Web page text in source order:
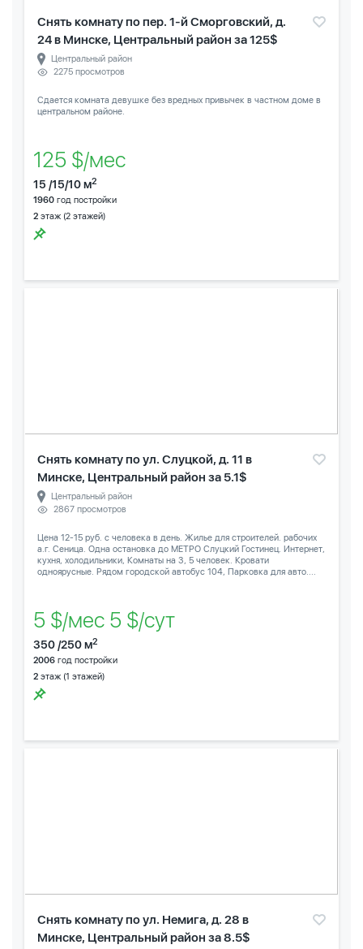
Снять комнату по пер. 1-й Сморговский, д.
24 в Минске, Центральный район за 125$
Центральный район
2275 просмотров
Сдается комната девушке без вредных привычек в частном доме в
центральном районе.
125 $/мес
15 /15/10 м2
1960 год постройки
2 этаж (2 этажей)
Снять комнату по ул. Слуцкой, д. 11 в
Минске, Центральный район за 5.1$
Центральный район
2867 просмотров
Цена 12-15 руб. с человека в день. Жилье для строителей. рабочих
а.г. Сеница. Одна остановка до МЕТРО Слуцкий Гостинец. Интернет,
кухня, холодильники, Комнаты на 3, 5 человек. Кровати
одноярусные. Рядом городской автобус 104, Парковка для авто....
5 $/мес 5 $/сут
350 /250 м2
2006 год постройки
2 этаж (1 этажей)
Снять комнату по ул. Немига, д. 28 в
Минске, Центральный район за 8.5$